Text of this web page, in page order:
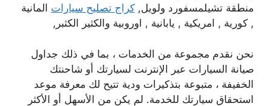
منطقة تشيلمسفورد ولويل, كراج تصليح سيارات المانية
, كورية , امريكية , يابانية , اوروبية والكثير الكثبر,
نحن نقدم مجموعة من الخدمات ، بما في ذلك جداول
صيانة السيارات عبر الإنترنت لسيارتك أو شاحنتك
الخفيفة ، متبوعة بتذكيرات ودية تتيح لك معرفة موعد
استحقاق سيارتك للخدمة. لم يكن من الأسهل أو الأكثر